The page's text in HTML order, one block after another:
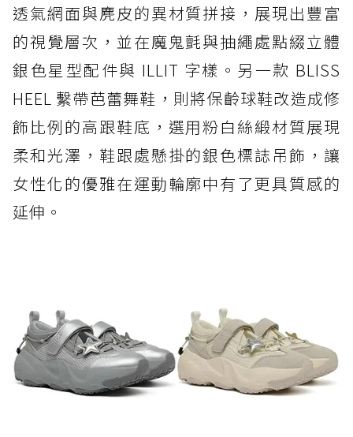
透氣網面與麂皮的異材質拼接，展現出豐富
的視覺層次，並在魔鬼氈與抽繩處點綴立體
銀色星型配件與 ILLIT 字樣。另一款 BLISS
HEEL 繫帶芭蕾舞鞋，則將保齡球鞋改造成修
飾比例的高跟鞋底，選用粉白絲緞材質展現
柔和光澤，鞋跟處懸掛的銀色標誌吊飾，讓
女性化的優雅在運動輪廓中有了更具質感的
延伸。